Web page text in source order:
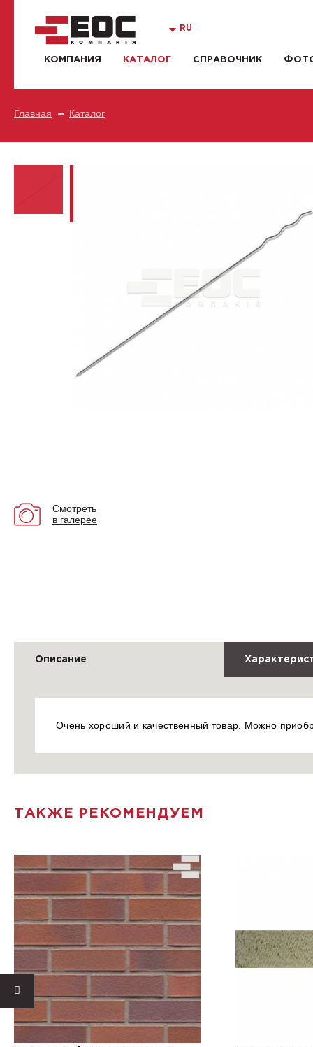
RU
КОМПАНИЯ КАТАЛОГ СПРАВОЧНИК
Главная Каталог
Смотреть
в галерее
Описание
Очень хороший и качественный товар. Можно
ТАКЖЕ РЕКОМЕНДУЕМ